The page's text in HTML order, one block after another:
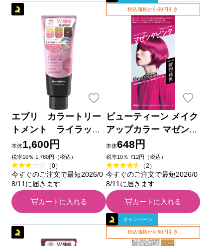
エブリ カラートリー
トメント ライラック
ピンク １６０ｇ アン
ナドンナ
本体1,600円
税率10％ 1,760円（税込）
（0）
今すぐのご注文で最短2026/0
8/11に届きます
カートに入れる
税込価格から50円引き
ビューティーン メイク
アップカラー マゼンタ
ピンク ４０ｇ＋８８ｍ
ｌ ホーユー (医薬部外
品)
本体648円
税率10％ 712円（税込）
（2）
今すぐのご注文で最短2026/0
8/11に届きます
カートに入れる
キャンペーン
税込価格から50円引き